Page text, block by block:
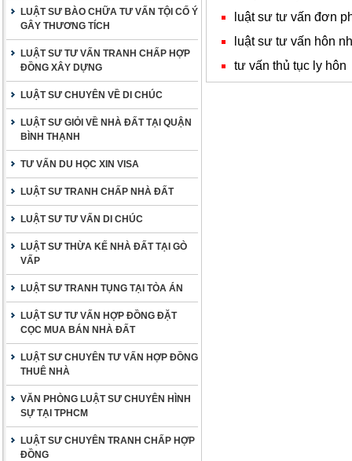
LUẬT SƯ BÀO CHỮA TƯ VẤN TỘI CỐ Ý
GÂY THƯƠNG TÍCH
LUẬT SƯ TƯ VẤN TRANH CHẤP HỢP
ĐỒNG XÂY DỰNG
LUẬT SƯ CHUYÊN VỀ DI CHÚC
LUẬT SƯ GIỎI VỀ NHÀ ĐẤT TẠI QUẬN
BÌNH THẠNH
TƯ VẤN DU HỌC XIN VISA
LUẬT SƯ TRANH CHẤP NHÀ ĐẤT
LUẬT SƯ TƯ VẤN DI CHÚC
LUẬT SƯ THỪA KẾ NHÀ ĐẤT TẠI GÒ
VẤP
LUẬT SƯ TRANH TỤNG TẠI TÒA ÁN
LUẬT SƯ TƯ VẤN HỢP ĐỒNG ĐẶT
CỌC MUA BÁN NHÀ ĐẤT
LUẬT SƯ CHUYÊN TƯ VẤN HỢP ĐỒNG
THUÊ NHÀ
VĂN PHÒNG LUẬT SƯ CHUYÊN HÌNH
SỰ TẠI TPHCM
LUẬT SƯ CHUYÊN TRANH CHẤP HỢP
ĐỒNG
luật sư tư vấn đơn
luật sư tư vấn hôn
tư vấn thủ tục ly hôn